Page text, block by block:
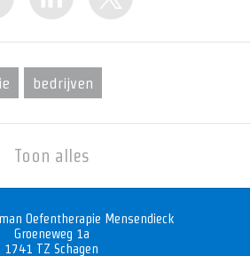
bedrijven
Toon alles
Oefentherapie Mensendieck
Groeneweg 1a
1741 TZ Schagen